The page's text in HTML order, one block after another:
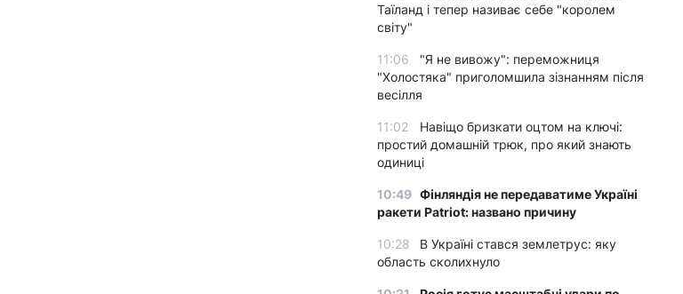
Таїланд і тепер називає себе "королем
світу"
11:06
"Я не вивожу": переможниця
"Холостяка" приголомшила зізнанням після
весілля
11:02
Навіщо бризкати оцтом на ключі:
простий домашній трюк, про який знають
одиниці
10:49 Фінляндія не передаватиме Україні
ракети Patriot: названо причину
10:28
В Україні стався землетрус: яку
область сколихнуло